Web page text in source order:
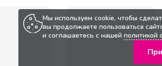
Мы используем cookie, чтобы
вы продолжаете пользоваться
и соглашаетесь с нашей политикой